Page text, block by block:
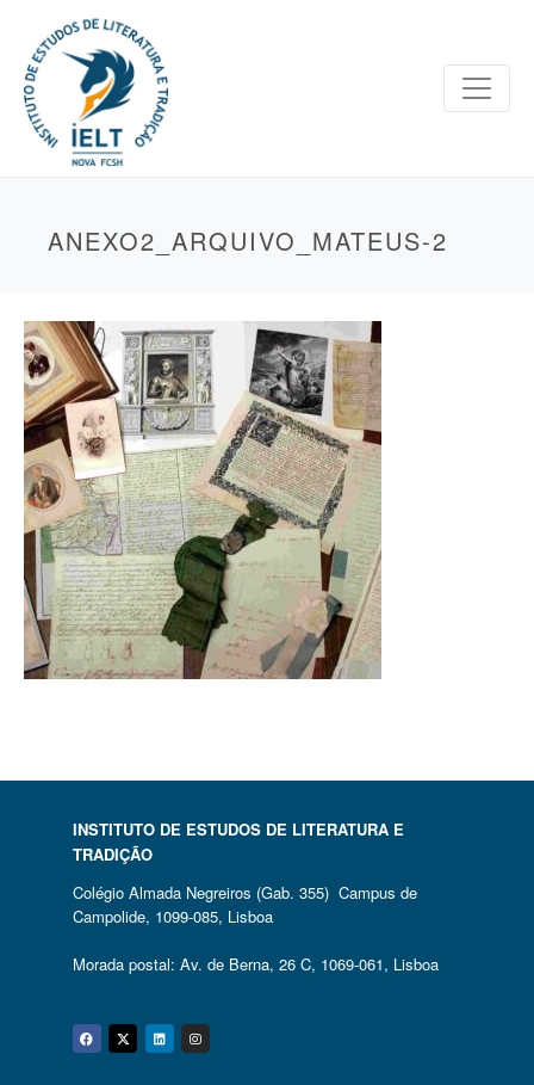
ANEXO2_ARQUIVO_MATEUS-2
INSTITUTO DE ESTUDOS DE LITERATURA E
TRADIÇÃO
Colégio Almada Negreiros (Gab. 355) Campus de
Campolide, 1099-085, Lisboa
Morada postal: Av. de Berna, 26 C, 1069-061, Lisboa
Facebook
Twitter
Linkedin
Instagram